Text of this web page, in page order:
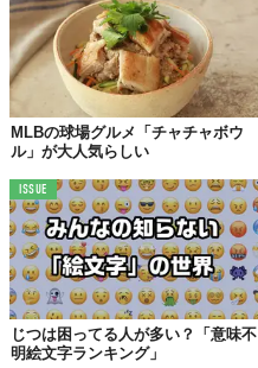
MLBの球場グルメ「チャチャボウ
ル」が大人気らしい
ISSUE
じつは困ってる人が多い？「意味不
明絵文字ランキング」